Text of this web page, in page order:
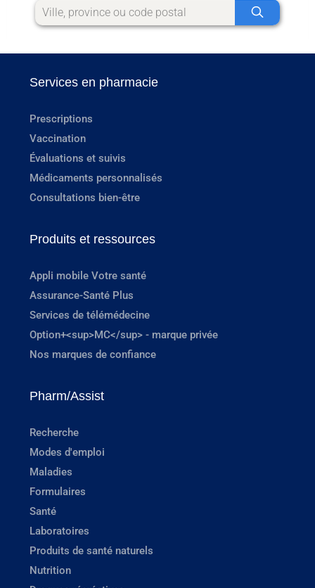
Services en pharmacie
Prescriptions
Vaccination
Évaluations et suivis
Médicaments personnalisés
Consultations bien-être
Produits et ressources
Appli mobile Votre santé
Assurance-Santé Plus
Services de télémédecine
Option+<sup>MC</sup> - marque privée
Nos marques de confiance
Pharm/Assist
Recherche
Modes d'emploi
Maladies
Formulaires
Santé
Laboratoires
Produits de santé naturels
Nutrition